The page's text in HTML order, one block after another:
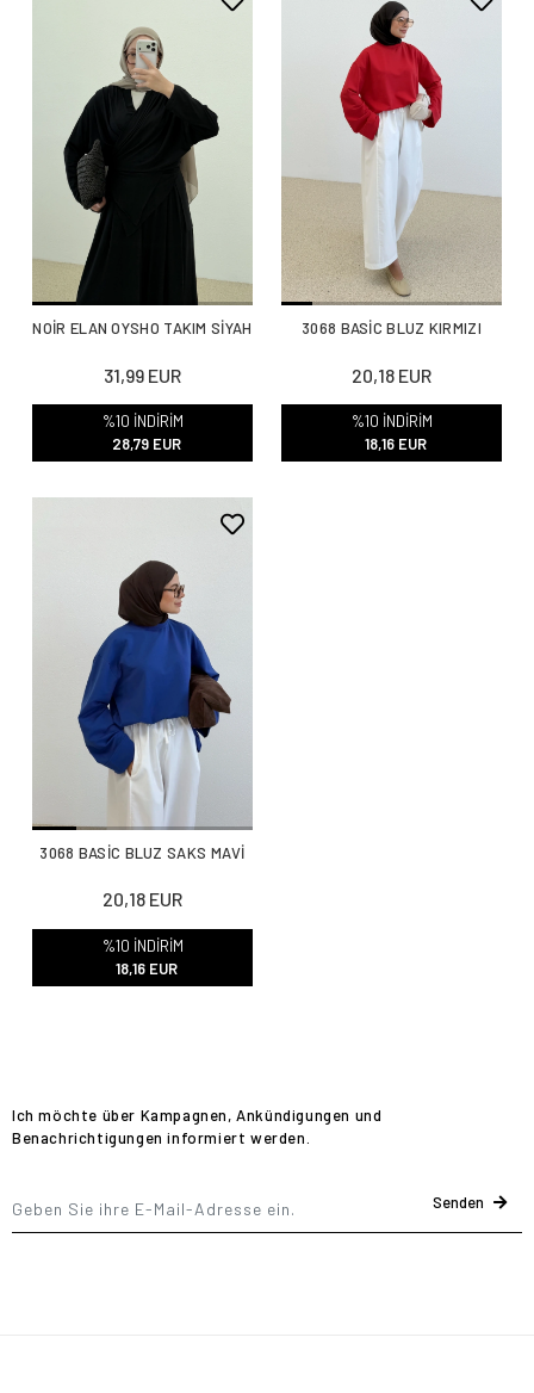
NOİR ELAN OYSHO TAKIM SİYAH
31,99 EUR
%10 İNDİRİM
28,79 EUR
3068 BASİC BLUZ KIRMIZI
20,18 EUR
%10 İNDİRİM
18,16 EUR
3068 BASİC BLUZ SAKS MAVİ
20,18 EUR
%10 İNDİRİM
18,16 EUR
Ich möchte über Kampagnen, Ankündigungen und
Benachrichtigungen informiert werden.
Senden